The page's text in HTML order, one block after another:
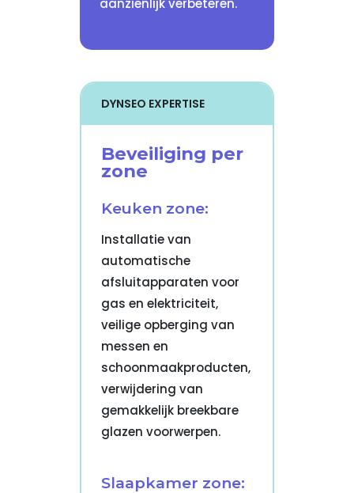
aanzienlijk verbeteren.
DYNSEO EXPERTISE
Beveiliging per
zone
Keuken zone:
Installatie van
automatische
afsluitapparaten voor
gas en elektriciteit,
veilige opberging van
messen en
schoonmaakproducten,
verwijdering van
gemakkelijk breekbare
glazen voorwerpen.
Slaapkamer zone: